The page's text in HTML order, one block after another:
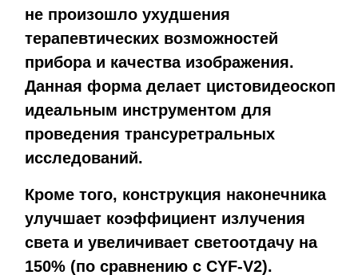
не произошло ухудшения
терапевтических возможностей
прибора и качества изображения.
Данная форма делает цистовидеоскоп
идеальным инструментом для
проведения трансуретральных
исследований.
Кроме того, конструкция наконечника
улучшает коэффициент излучения
света и увеличивает светоотдачу на
150% (по сравнению с CYF-V2).